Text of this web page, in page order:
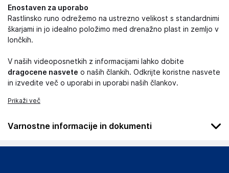
Enostaven za uporabo
Rastlinsko runo odrežemo na ustrezno velikost s standardnimi
škarjami in jo idealno položimo med drenažno plast in zemljo v
lončkih.
V naših videoposnetkih z informacijami lahko dobite
dragocene nasvete o naših člankih. Odkrijte koristne nasvete
in izvedite več o uporabi in uporabi naših člankov.
Prikaži več
Varnostne informacije in dokumenti
Podatki o proizvajalcu